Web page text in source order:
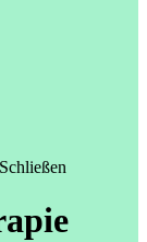
Schließen